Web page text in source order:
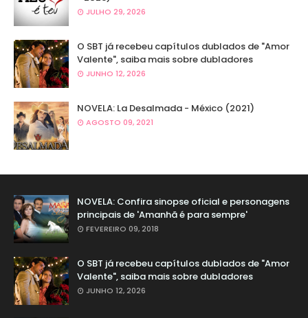
JULHO 29, 2026
O SBT já recebeu capítulos dublados de "Amor
Valente", saiba mais sobre dubladores
JUNHO 12, 2026
NOVELA: La Desalmada - México (2021)
AGOSTO 09, 2021
NOVELA: Confira sinopse oficial e personagens
principais de 'Amanhã é para sempre'
FEVEREIRO 09, 2018
O SBT já recebeu capítulos dublados de "Amor
Valente", saiba mais sobre dubladores
JUNHO 12, 2026